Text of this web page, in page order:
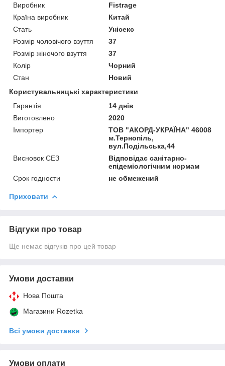
Виробник
Fistrage
Країна виробник
Китай
Стать
Унісекс
Розмір чоловічого взуття
37
Розмір жіночого взуття
37
Колір
Чорний
Стан
Новий
Користувальницькі характеристики
Гарантія
14 днів
Виготовлено
2020
Імпортер
ТОВ "АКОРД-УКРАЇНА" 46008
м.Тернопіль,
вул.Подільська,44
Висновок СЕЗ
Відповідає санітарно-
епідеміологічним нормам
Срок годности
не обмежений
Приховати
Відгуки про товар
Ще немає відгуків про цей товар
Умови доставки
Нова Пошта
Магазини Rozetka
Всі умови доставки
Умови оплати